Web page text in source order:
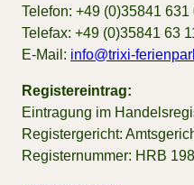
Te­le­fon: +49 (0)35841 631
Te­le­fax: +49 (0)35841 63
E-Mail: info@trixi-
Registereintrag:
Ein­tra­gung im
Re­gis­ter­ge­richt:
Re­gis­ter­num­mer: HRB